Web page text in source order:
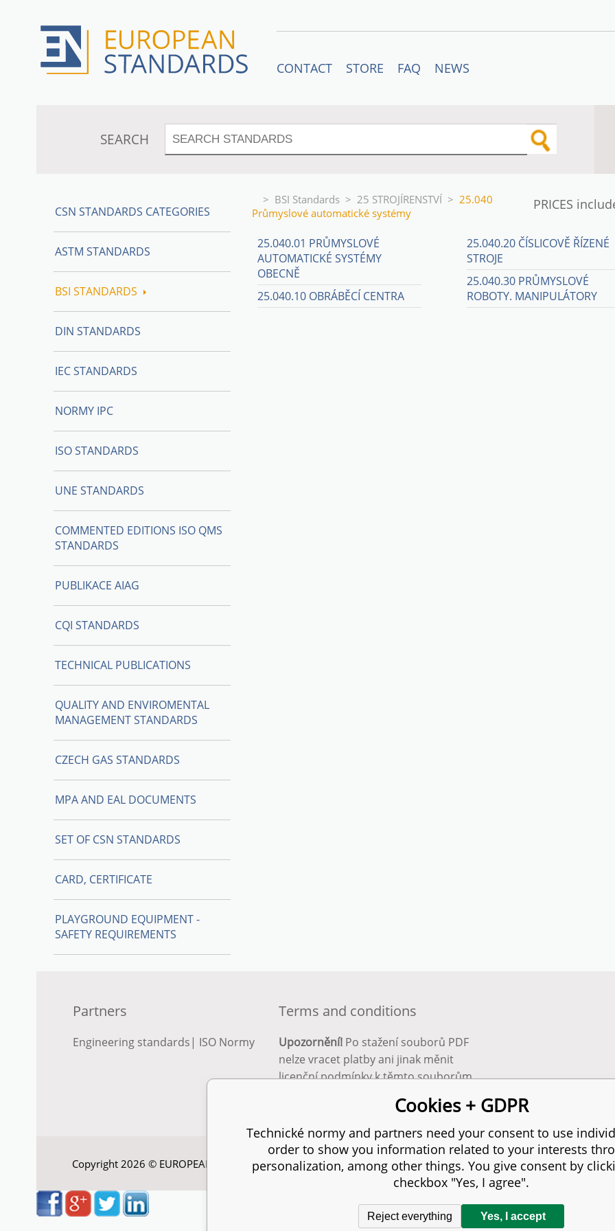
CONTACT STORE FAQ NEWS
SEARCH
PRICES
> BSI Standards > 25 STROJÍRENSTVÍ > 25.040
Průmyslové automatické systémy
25.040.01 PRŮMYSLOVÉ
AUTOMATICKÉ SYSTÉMY
OBECNĚ
25.040.10 OBRÁBĚCÍ CENTRA
25.040.20 ČÍSLICOVĚ ŘÍZENÉ
STROJE
25.040.30 PRŮMYSLOVÉ
ROBOTY. MANIPULÁTORY
CSN STANDARDS CATEGORIES
ASTM STANDARDS
BSI STANDARDS
DIN STANDARDS
IEC STANDARDS
NORMY IPC
ISO STANDARDS
UNE STANDARDS
COMMENTED EDITIONS ISO QMS
STANDARDS
PUBLIKACE AIAG
CQI STANDARDS
TECHNICAL PUBLICATIONS
QUALITY AND ENVIROMENTAL
MANAGEMENT STANDARDS
CZECH GAS STANDARDS
MPA AND EAL DOCUMENTS
SET OF CSN STANDARDS
CARD, CERTIFICATE
PLAYGROUND EQUIPMENT -
SAFETY REQUIREMENTS
Partners
Engineering standards | ISO Normy
Terms and conditions
Upozornění! Po stažení souborů PDF
nelze vracet platby ani jinak měnit
licenční podmínky k těmto souborům.
Copyright 2026 © EUROPEAN STANDARD. All rights reserved.
Cookies + GDPR
Technické normy and partners need your consent to use
order to show you information related to your interests
personalization, among other things. You give consent by
checkbox "Yes, I agree".
Reject everything Yes, I accept